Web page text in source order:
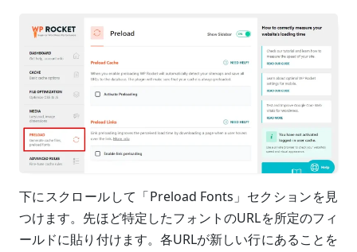
下にスクロールして「Preload Fonts」セクションを見
つけます。先ほど特定したフォントのURLを所定のフィ
ールドに貼り付けます。各URLが新しい行にあることを